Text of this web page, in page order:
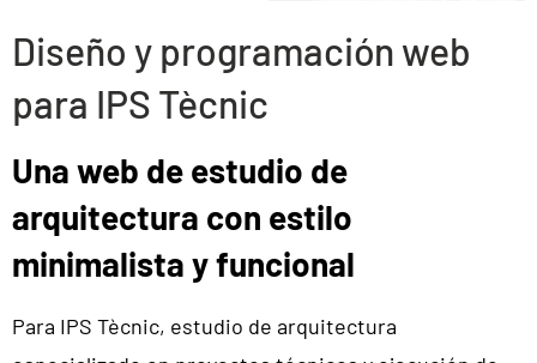
Diseño y programación web
para IPS Tècnic
Una web de estudio de
arquitectura con estilo
minimalista y funcional
Para IPS Tècnic, estudio de arquitectura